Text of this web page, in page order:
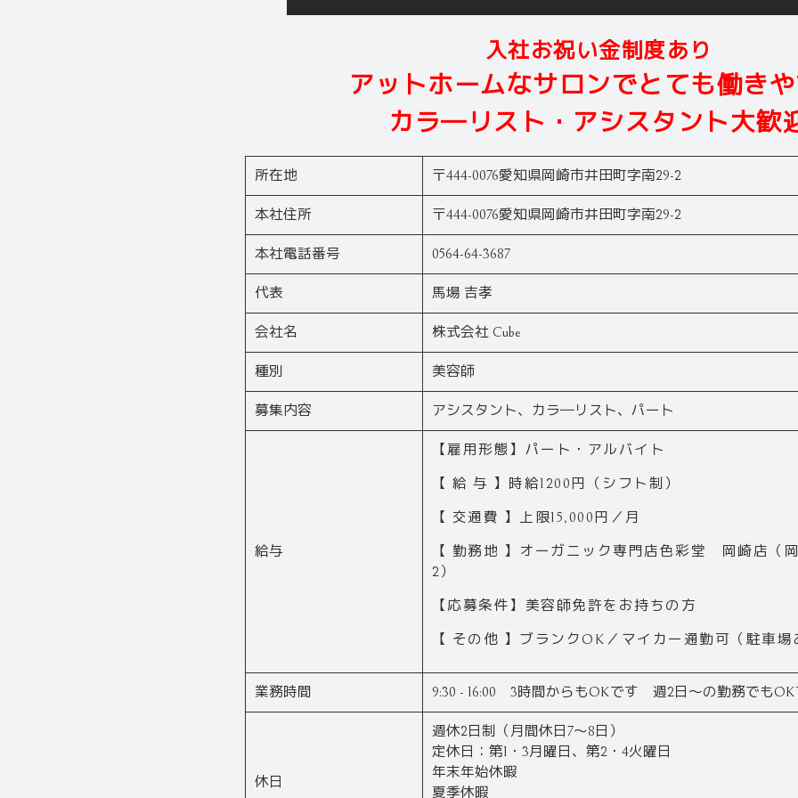
入社お祝い金制度あり
アットホームなサロンでとても働き
カラ―リスト・アシスタント大歓
所在地 〒444-0076愛知県岡崎市井田町字南29-2
本社住所 〒444-0076愛知県岡崎市井田町字南29-2
本社電話番号 0564-64-3687
代表 馬場 吉孝
会社名 株式会社 Cube
種別 美容師
募集内容 アシスタント、カラ―リスト、パート
給与
【雇用形態】パート・アルバイト
【 給 与 】時給1200円（シフト制）
【 交通費 】上限15,000円／月
【 勤務地 】オーガニック専門店色彩堂 岡崎店（
2）
【応募条件】美容師免許をお持ちの方
【 その他 】ブランクOK／マイカー通勤可（駐車場
業務時間 9:30 - 16:00 3時間からもOKです 週2日～の勤務でもOK
休日
週休2日制（月間休日7～8日）
定休日：第1・3月曜日、第2・4火曜日
年末年始休暇
夏季休暇